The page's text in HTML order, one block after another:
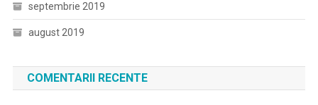
septembrie 2019
august 2019
COMENTARII RECENTE